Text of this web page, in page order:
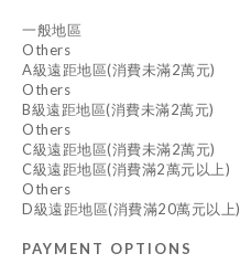
一般地區
Others
A級遠距地區(消費未滿2萬元)
Others
B級遠距地區(消費未滿2萬元)
Others
C級遠距地區(消費未滿2萬元)
C級遠距地區(消費滿2萬元以上)
Others
D級遠距地區(消費滿20萬元以上)
PAYMENT OPTIONS